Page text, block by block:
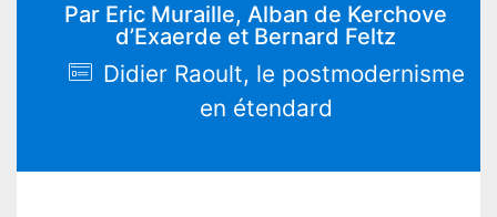
Par Eric Muraille, Alban de Kerchove
d’Exaerde et Bernard Feltz
Didier Raoult, le postmodernisme
en étendard